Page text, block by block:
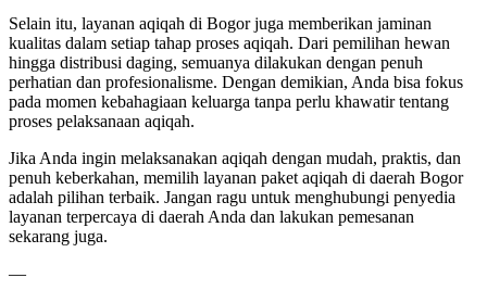
Selain itu, layanan aqiqah di Bogor juga memberikan jaminan
kualitas dalam setiap tahap proses aqiqah. Dari pemilihan hewan
hingga distribusi daging, semuanya dilakukan dengan penuh
perhatian dan profesionalisme. Dengan demikian, Anda bisa fokus
pada momen kebahagiaan keluarga tanpa perlu khawatir tentang
proses pelaksanaan aqiqah.
Jika Anda ingin melaksanakan aqiqah dengan mudah, praktis, dan
penuh keberkahan, memilih layanan paket aqiqah di daerah Bogor
adalah pilihan terbaik. Jangan ragu untuk menghubungi penyedia
layanan terpercaya di daerah Anda dan lakukan pemesanan
sekarang juga.
—